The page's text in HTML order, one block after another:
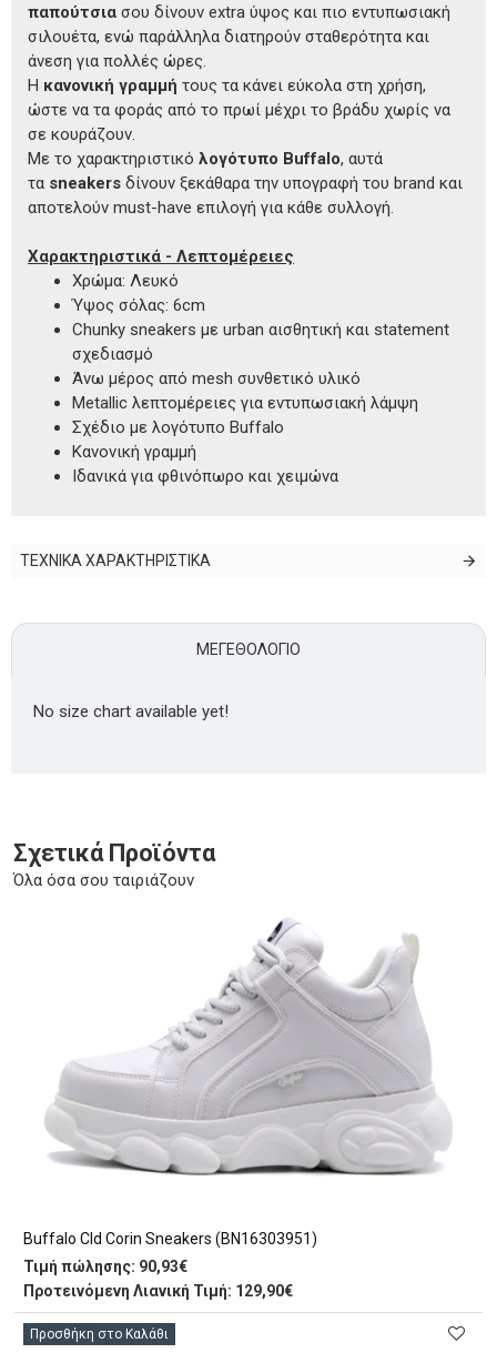
παπούτσια σου δίνουν extra ύψος και πιο εντυπωσιακή
σιλουέτα, ενώ παράλληλα διατηρούν σταθερότητα και
άνεση για πολλές ώρες.
Η κανονική γραμμή τους τα κάνει εύκολα στη χρήση,
ώστε να τα φοράς από το πρωί μέχρι το βράδυ χωρίς να
σε κουράζουν.
Με το χαρακτηριστικό λογότυπο Buffalo, αυτά
τα sneakers δίνουν ξεκάθαρα την υπογραφή του brand και
αποτελούν must-have επιλογή για κάθε συλλογή.
Χαρακτηριστικά - Λεπτομέρειες
Χρώμα: Λευκό
Ύψος σόλας: 6cm
Chunky sneakers με urban αισθητική και statement
σχεδιασμό
Άνω μέρος από mesh συνθετικό υλικό
Metallic λεπτομέρειες για εντυπωσιακή λάμψη
Σχέδιο με λογότυπο Buffalo
Κανονική γραμμή
Ιδανικά για φθινόπωρο και χειμώνα
ΤΕΧΝΙΚΑ ΧΑΡΑΚΤΗΡΙΣΤΙΚΑ
ΜΕΓΕΘΟΛΌΓΙΟ
No size chart available yet!
Σχετικά Προϊόντα
Όλα όσα σου ταιριάζουν
Buffalo Cld Corin Sneakers (BN16303951)
Τιμή πώλησης: 90,93€
Προτεινόμενη Λιανική Τιμή: 129,90€
Προσθήκη στο Καλάθι